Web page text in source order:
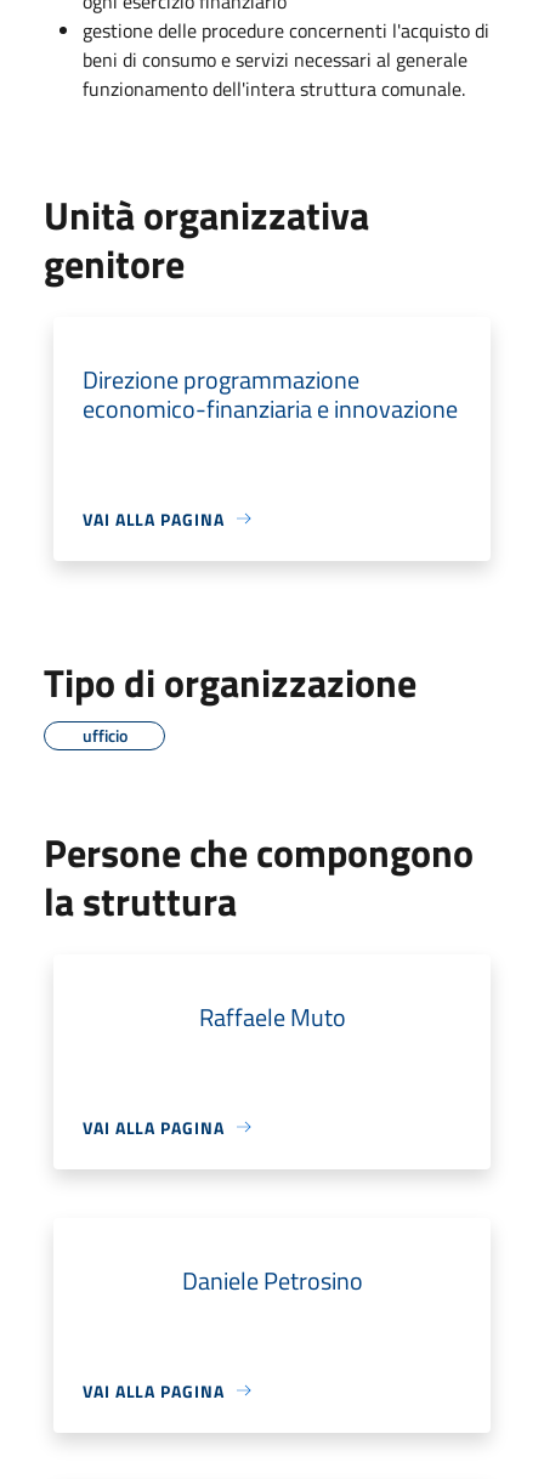
gestione delle procedure concernenti l'acquisto di
beni di consumo e servizi necessari al generale
funzionamento dell'intera struttura comunale.
Unità organizzativa
genitore
Direzione programmazione
economico-finanziaria e innovazione
VAI ALLA PAGINA
Tipo di organizzazione
ufficio
Persone che compongono
la struttura
Raffaele Muto
VAI ALLA PAGINA
Daniele Petrosino
VAI ALLA PAGINA